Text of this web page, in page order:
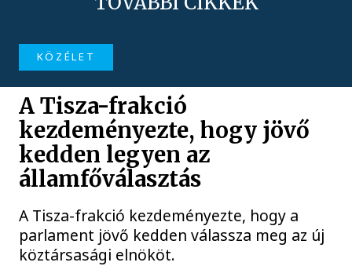
KÖZÉLET
A Tisza-frakció
kezdeményezte, hogy jövő
kedden legyen az
államfőválasztás
A Tisza-frakció kezdeményezte, hogy a
parlament jövő kedden válassza meg az új
köztársasági elnököt.